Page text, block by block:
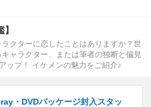
クターに恋したことはありますか？世
ャラクター、または筆者の独断と偏見
ップ！ イケメンの魅力をご紹介♪
・DVDパッケージ封入スタッ